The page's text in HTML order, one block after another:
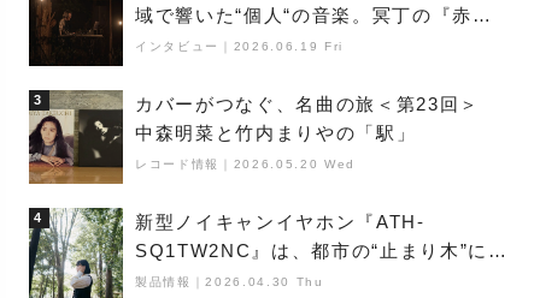
域で響いた“個人“の音楽。冥丁の『赤城
夜神楽』をレポート
インタビュー 2026.06.19 Fri
3
カバーがつなぐ、名曲の旅＜第23回＞
中森明菜と竹内まりやの「駅」
レコード情報 2026.05.20 Wed
4
新型ノイキャンイヤホン『ATH-
SQ1TW2NC』は、都市の“止まり木”にな
り得るーシンガーソングライター浮
製品情報 ｜2026.04.30 Thu